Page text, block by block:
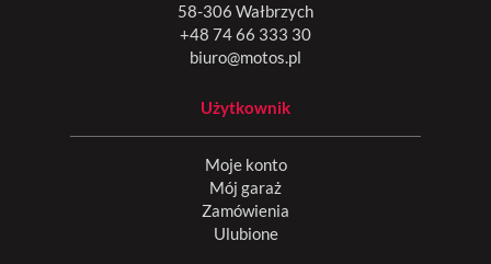
58-306 Wałbrzych
+48 74 66 333 30
biuro@motos.pl
Użytkownik
Moje konto
Mój garaż
Zamówienia
Ulubione